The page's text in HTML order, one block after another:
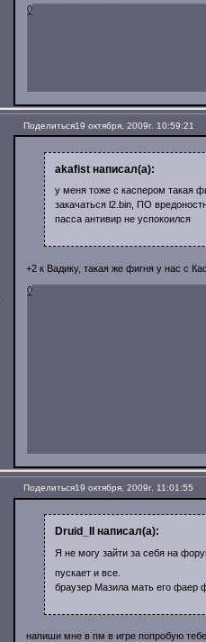
0
Поделиться19 октября, 2009г. 10:59:21
akafist написал(а):
у меня тоже с каспером такая
закачаться l2.bin, ПО
пасса антивир не успокоился
+2 к Вадику, такая же фигня у нас с
0
Поделиться19 октября, 2009г. 11:01:55
Druid_II написал(а):
Я не могу зайти за себя на
пускает и все.
браузер Мазила мать его фаер
напиши мне в пм в игре попробую